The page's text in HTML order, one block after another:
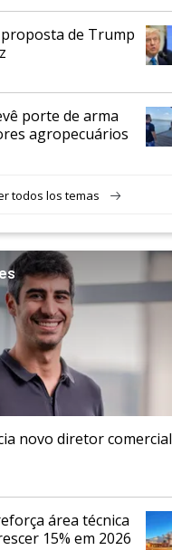
de Trump
porte de arma
agropecuários
todos los temas
novo diretor comercial
área técnica
15% em 2026